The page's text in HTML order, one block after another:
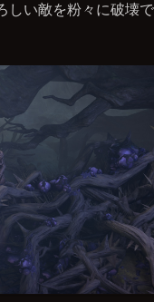
しい敵を粉々に破壊で